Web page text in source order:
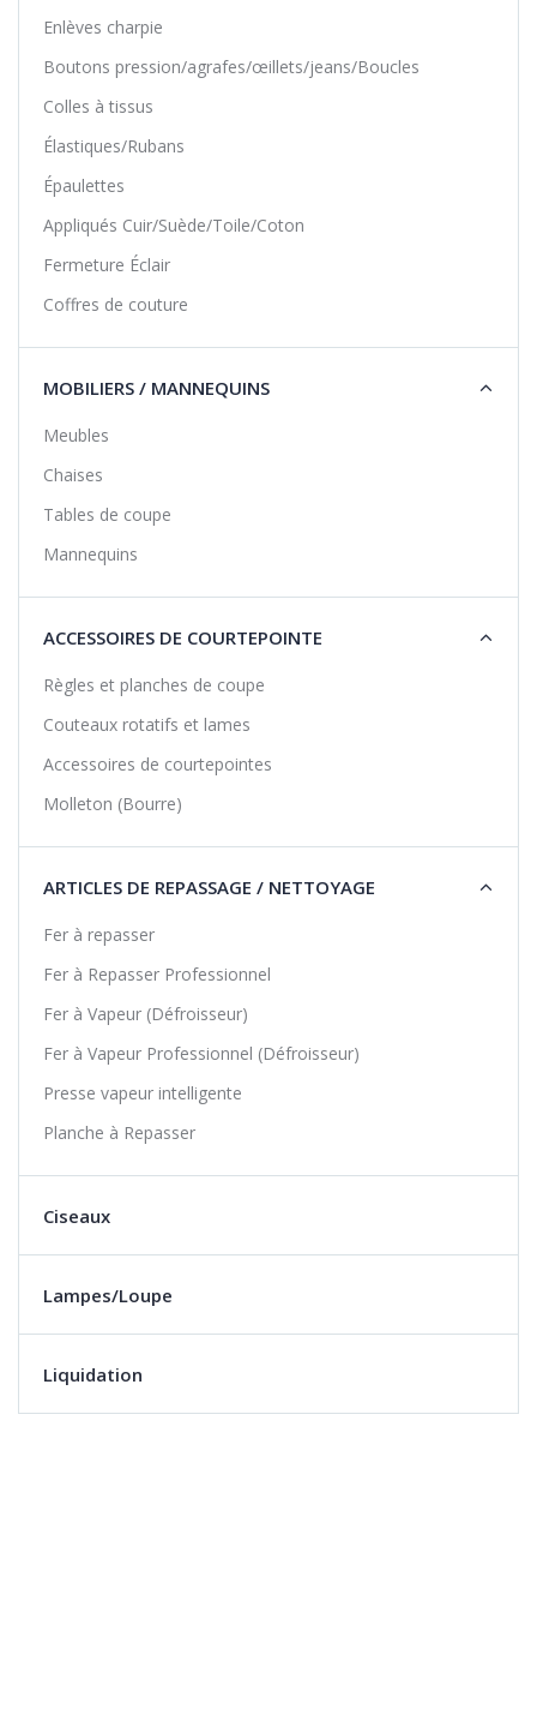
Enlèves charpie
Boutons pression/agrafes/œillets/jeans/Boucles
Colles à tissus
Élastiques/Rubans
Épaulettes
Appliqués Cuir/Suède/Toile/Coton
Fermeture Éclair
Coffres de couture
MOBILIERS / MANNEQUINS
Meubles
Chaises
Tables de coupe
Mannequins
ACCESSOIRES DE COURTEPOINTE
Règles et planches de coupe
Couteaux rotatifs et lames
Accessoires de courtepointes
Molleton (Bourre)
ARTICLES DE REPASSAGE / NETTOYAGE
Fer à repasser
Fer à Repasser Professionnel
Fer à Vapeur (Défroisseur)
Fer à Vapeur Professionnel (Défroisseur)
Presse vapeur intelligente
Planche à Repasser
Ciseaux
Lampes/Loupe
Liquidation